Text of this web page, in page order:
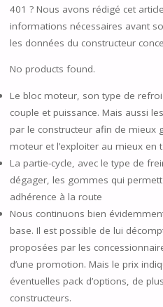
401 ? Nous avons rédigé cet
informations nécessaires avant
les données du constructeur
No products found.
Le bloc moteur, son type de
couple et puissance. Mais aussi
par le constructeur afin de mieux
moteur et l’exploiter au mieux en
La partie-cycle, avec le type de
dégager, les gommes qui
adhérence à la route
Nous continuons bien
base. Il est possible de lui
proposées par les
d’une promotion. Mais le prix
éventuelles pack d’options, de
constructeurs.